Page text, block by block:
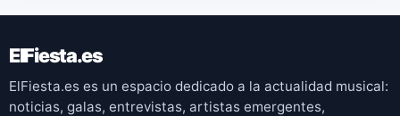
ElFiesta.es
ElFiesta.es es un espacio dedicado a la actualidad musical:
noticias, galas, entrevistas, artistas emergentes,